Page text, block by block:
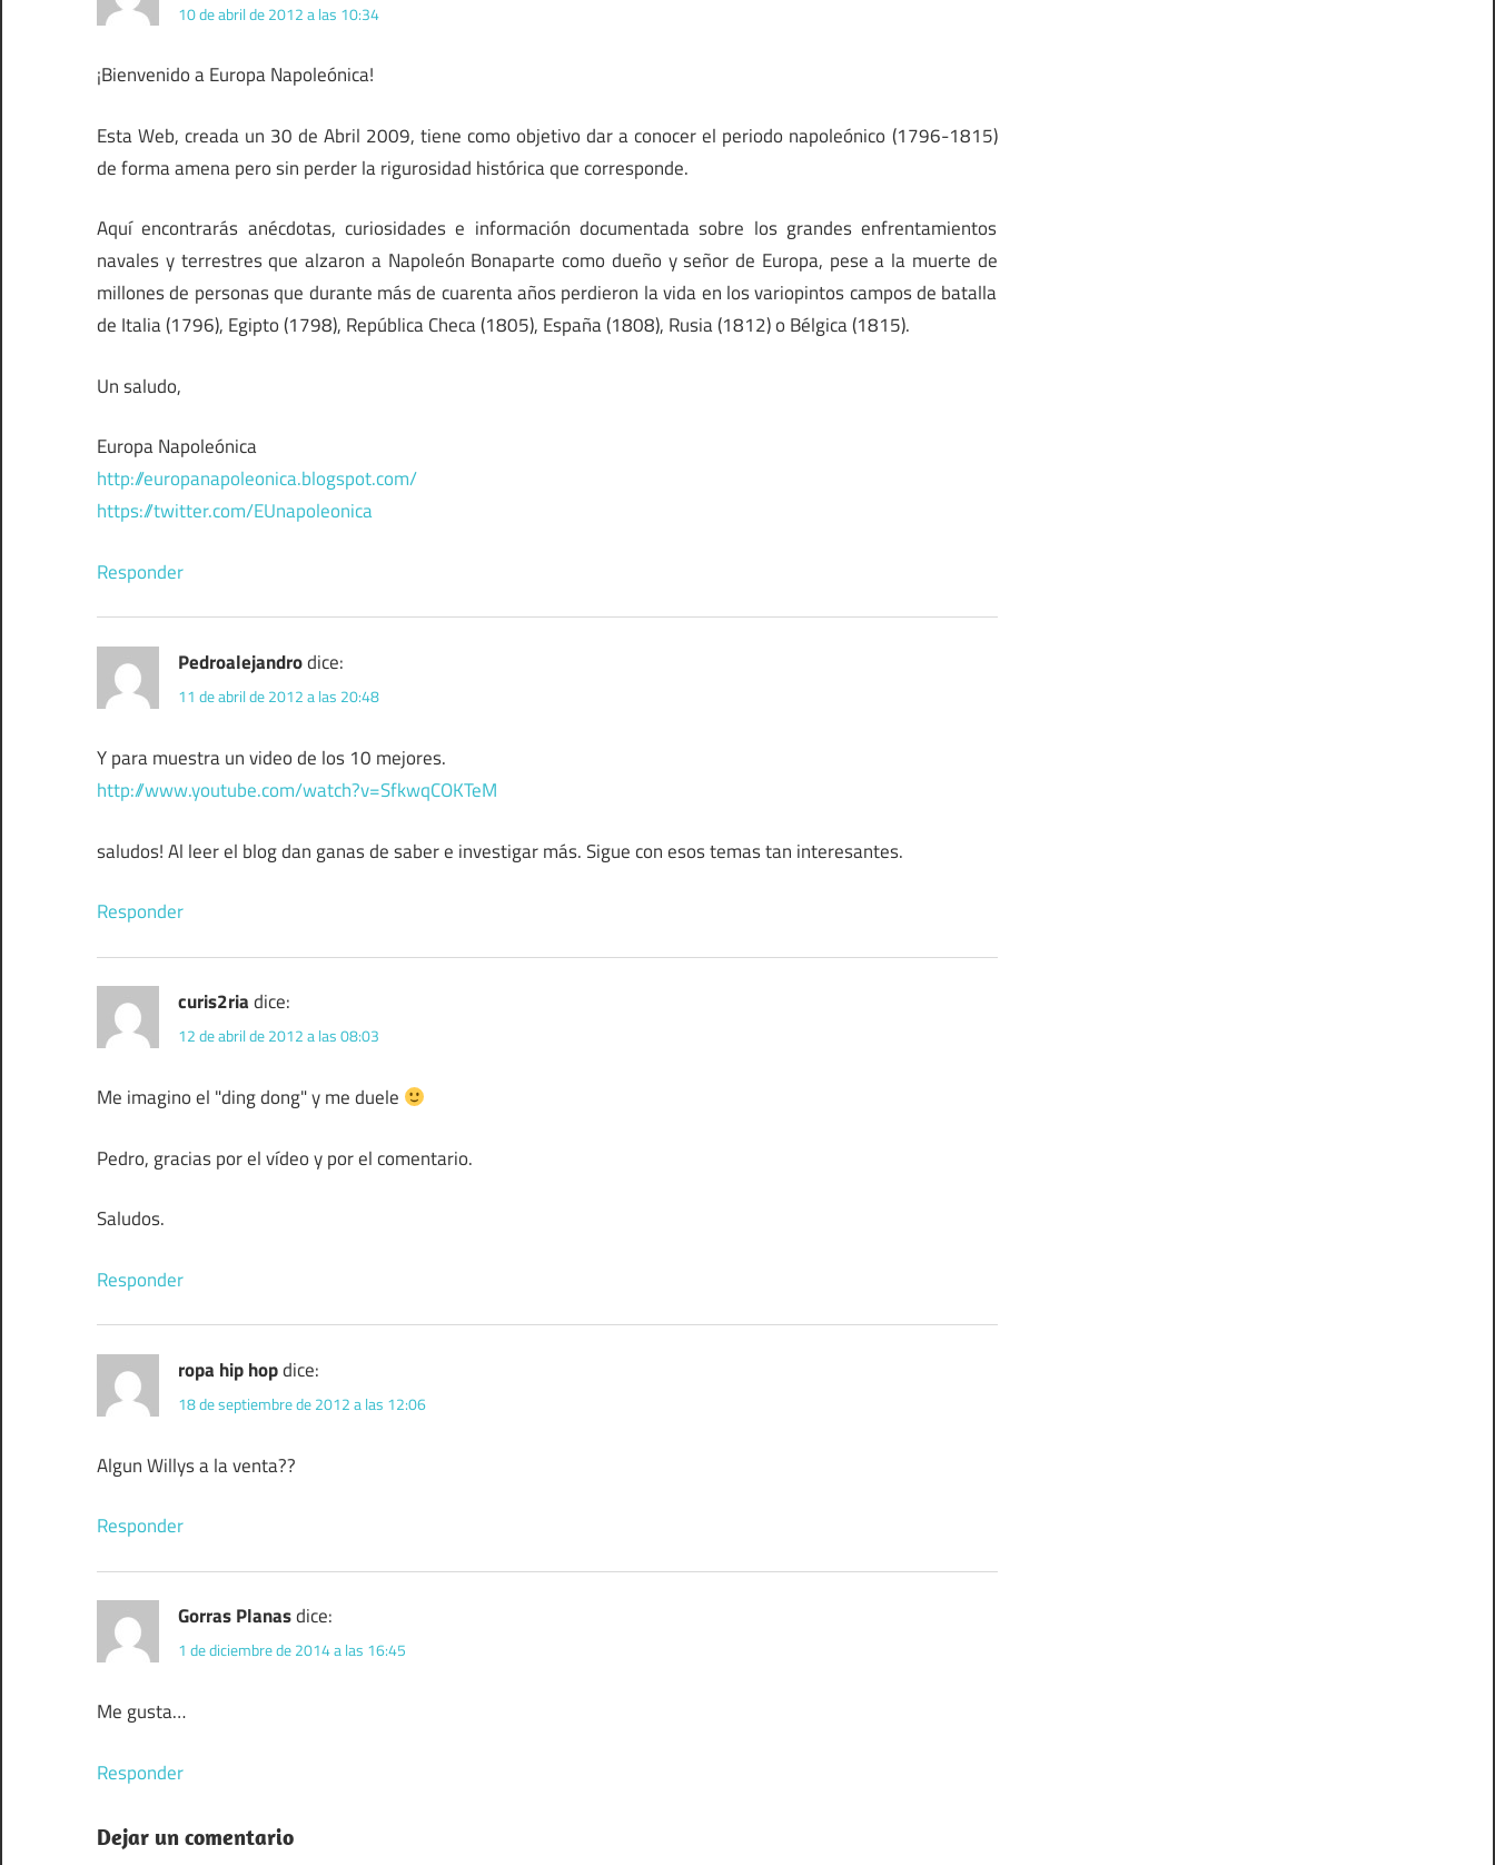
10 de abril de 2012 a las 10:34
¡Bienvenido a Europa Napoleónica!
Esta Web, creada un 30 de Abril 2009, tiene como objetivo dar a conocer el periodo napoleónico (1796-1815)
de forma amena pero sin perder la rigurosidad histórica que corresponde.
Aquí encontrarás anécdotas, curiosidades e información documentada sobre los grandes enfrentamientos
navales y terrestres que alzaron a Napoleón Bonaparte como dueño y señor de Europa, pese a la muerte de
millones de personas que durante más de cuarenta años perdieron la vida en los variopintos campos de batalla
de Italia (1796), Egipto (1798), República Checa (1805), España (1808), Rusia (1812) o Bélgica (1815).
Un saludo,
Europa Napoleónica
http://europanapoleonica.blogspot.com/
https://twitter.com/EUnapoleonica
Responder
Pedroalejandrodice:
11 de abril de 2012 a las 20:48
Y para muestra un video de los 10 mejores.
http://www.youtube.com/watch?v=SfkwqCOKTeM
saludos! Al leer el blog dan ganas de saber e investigar más. Sigue con esos temas tan interesantes.
Responder
curis2riadice:
12 de abril de 2012 a las 08:03
Me imagino el "ding dong" y me duele
Pedro, gracias por el vídeo y por el comentario.
Saludos.
Responder
ropa hip hopdice:
18 de septiembre de 2012 a las 12:06
Algun Willys a la venta??
Responder
Gorras Planasdice:
1 de diciembre de 2014 a las 16:45
Me gusta…
Responder
Dejar un comentario